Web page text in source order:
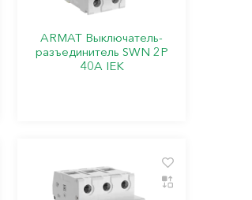
ARMAT Выключатель-
разъединитель SWN 2P
40А IEK